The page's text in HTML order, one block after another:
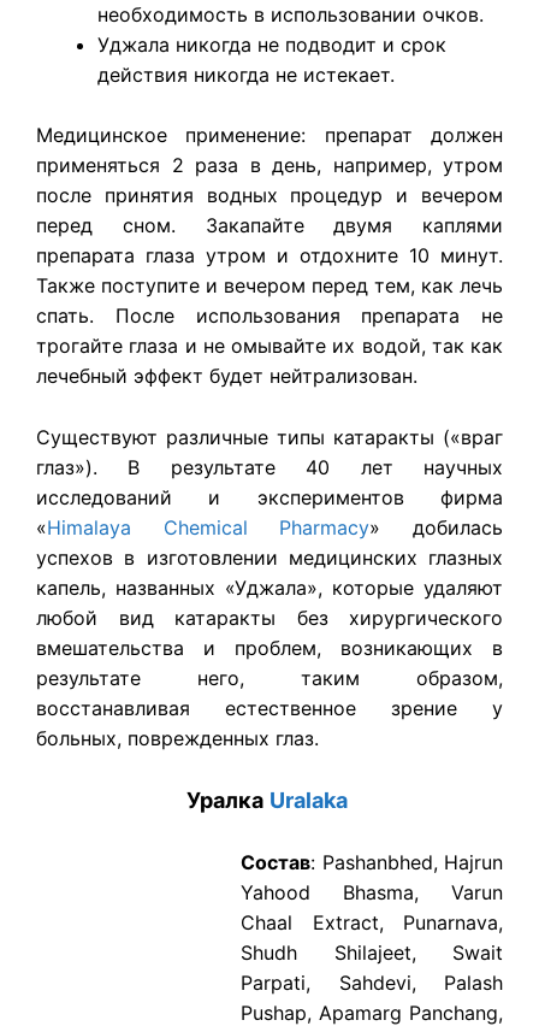
необходимость в использовании очков.
Уджала никогда не подводит и срок
действия никогда не истекает.
Медицинское применение: препарат должен
применяться 2 раза в день, например, утром
после принятия водных процедур и вечером
перед сном. Закапайте двумя каплями
препарата глаза утром и отдохните 10 минут.
Также поступите и вечером перед тем, как лечь
спать. После использования препарата не
трогайте глаза и не омывайте их водой, так как
лечебный эффект будет нейтрализован.
​Существуют различные типы катаракты («враг
глаз»). В результате 40 лет научных
исследований и экспериментов фирма
«Himalaya Chemical Pharmacy» добилась
успехов в изготовлении медицинских глазных
капель, названных «Уджала», которые удаляют
любой вид катаракты без хирургического
вмешательства и проблем, возникающих в
результате него, таким образом,
восстанавливая естественное зрение у
больных, поврежденных глаз.
Уралка Uralaka
Состав: Pashanbhed, Hajrun
Yahood Bhasma, Varun
Chaal Extract, Punarnava,
Shudh Shilajeet, Swait
Parpati, Sahdevi, Palash
Pushap, Apamarg Panchang,